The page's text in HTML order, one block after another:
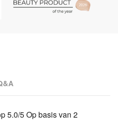
5.0/5 Op basis van 2